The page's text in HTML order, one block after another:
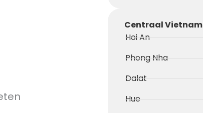
Centraal Vietnam
Hoi An
Phong Nha
Dalat
Hue